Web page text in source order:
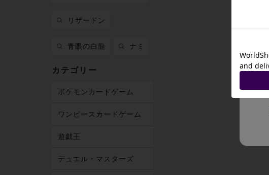
リザードン
青眼の白龍 ナミ
カテゴリー
ポケモンカードゲーム
ワンピースカードゲーム
遊戯王
デュエル・マスターズ